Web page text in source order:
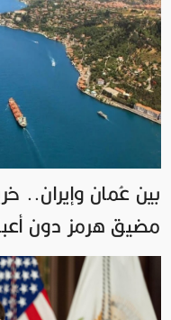
بين عُمان وإيران..
مضيق هرمز دون